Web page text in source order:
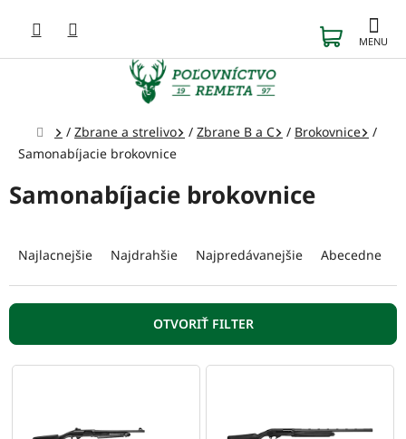
obsah
KOŠÍK
Domov
/ Zbrane a strelivo / Zbrane B a C / Brokovnice
/
Samonabíjacie brokovnice
Samonabíjacie brokovnice
e
n
e
p
Najlacnejšie Najdrahšie Najpredávanejšie Abecedne
OTVORIŤ FILTER
V